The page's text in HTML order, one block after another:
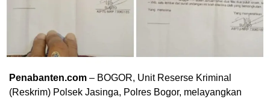
Penabanten.com – BOGOR, Unit Reserse Kriminal
(Reskrim) Polsek Jasinga, Polres Bogor, melayangkan